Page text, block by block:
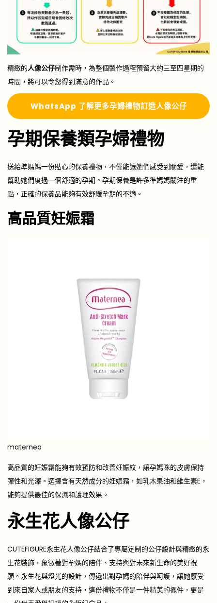
精緻的人像公仔制作需時，為整個製作過程預留大約三至四星期的
時間，將可以令您得到滿意的作品。
WhatsApp 了解更多孕婦禮物訂造人像公仔
孕期保養類孕婦禮物
送給準媽媽一份貼心的保養禮物，不僅能讓她們感受到關愛，還能
幫助她們度過一個舒適的孕期。孕期保養是許多準媽媽關注的重
點，正確的保養品能夠有效舒緩孕期的不適。
高品質妊娠霜
maternea
高品質的妊娠霜能夠有效預防和改善妊娠紋，讓孕媽咪的皮膚保持
彈性和光澤。選擇含有天然成分的妊娠霜，如乳木果油和維生素E，
能夠提供最佳的保濕和護理效果。
永生花人像公仔
CUTEFIGURE永生花人像公仔結合了專屬定制的公仔設計與精緻的永
生花裝飾，象徵著對孕媽的陪伴、支持與對未來新生命的美好祝
願。永生花與燈光的設計，傳遞出對孕媽的陪伴與呵護，讓她感受
到來自家人或朋友的支持，這份禮物不僅是一件精美的擺件，更是